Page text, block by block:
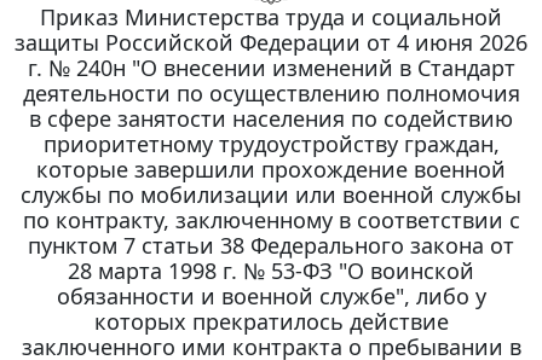
Приказ Министерства труда и социальной
защиты Российской Федерации от 4 июня 2026
г. № 240н "О внесении изменений в Стандарт
деятельности по осуществлению полномочия
в сфере занятости населения по содействию
приоритетному трудоустройству граждан,
которые завершили прохождение военной
службы по мобилизации или военной службы
по контракту, заключенному в соответствии с
пунктом 7 статьи 38 Федерального закона от
28 марта 1998 г. № 53-ФЗ "О воинской
обязанности и военной службе", либо у
которых прекратилось действие
заключенного ими контракта о пребывании в